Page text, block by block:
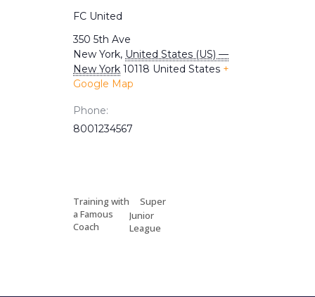
FC United
350 5th Ave
New York, United States (US) —
New York 10118 United States +
Google Map
Phone:
8001234567
Training with
a Famous
Coach
Super
Junior
League